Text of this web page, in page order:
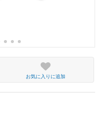
お気に入りに追加